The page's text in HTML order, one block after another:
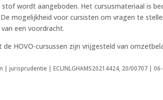
wordt aangeboden. Het cursusmateriaal is
mogelijkheid voor cursisten om vragen te
een voordracht.
HOVO-cursussen zijn vrijgesteld van
| jurisprudentie | ECLINLGHAMS20214424, 20/00707 | 06-